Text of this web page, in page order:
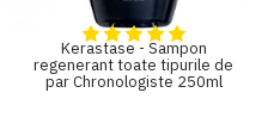
Kerastase - Sampon
regenerant toate tipurile de
par Chronologiste 250ml